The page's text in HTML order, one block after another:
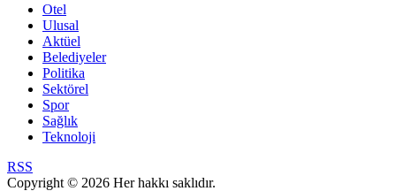
Otel
Ulusal
Aktüel
Belediyeler
Politika
Sektörel
Spor
Sağlık
Teknoloji
RSS
Copyright © 2026 Her hakkı saklıdır.